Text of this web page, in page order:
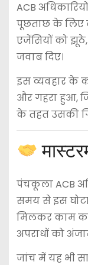
ACB
पूछताछ के लिए
एजेंसियों को
जवाब दिए।
इस व्यवहार के
और गहरा हुआ,
के तहत उसकी
पंचकूला ACB
समय से इस
मिलकर काम
अपराधों को
जांच में यह भी